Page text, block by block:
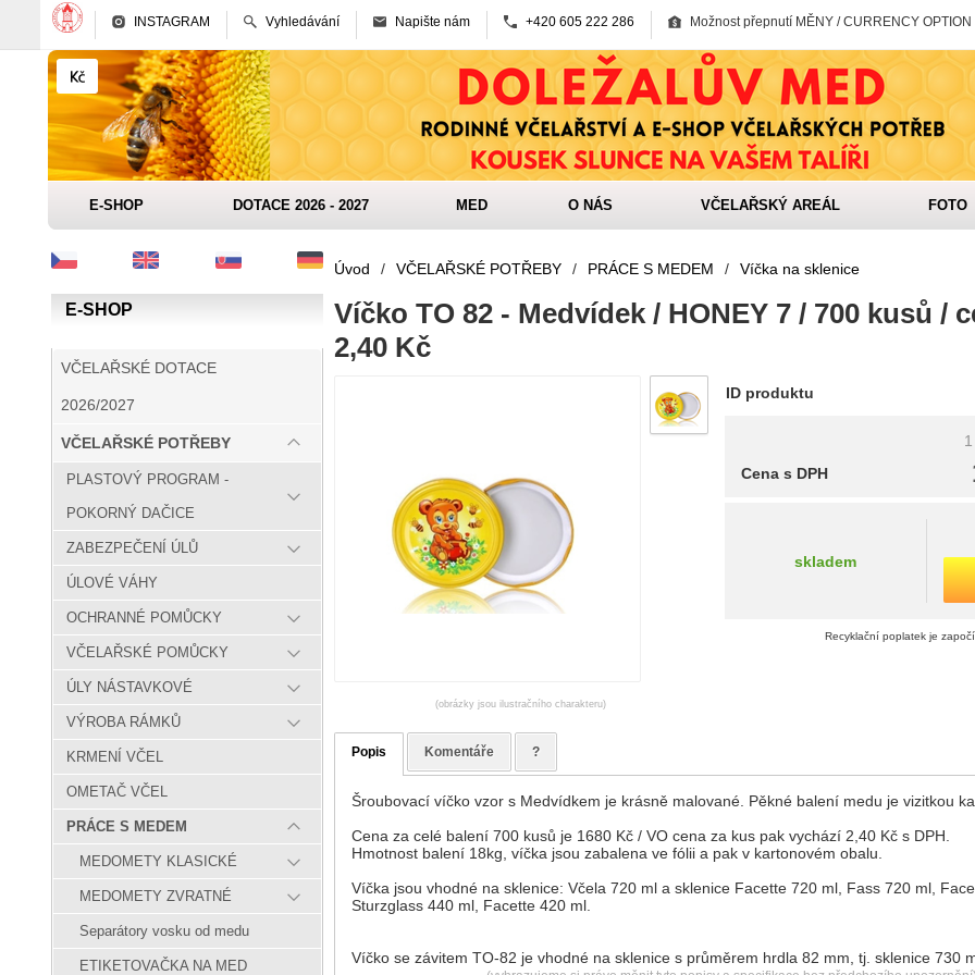
INSTAGRAM Vyhledávání Napište nám +420 605 222 286 Možnost přepnutí MĚNY / CURRENCY OPTION
E-SHOP DOTACE 2026 - 2027 MED O NÁS VČELAŘSKÝ AREÁL FOTO
E-SHOP
VČELAŘSKÉ DOTACE
2026/2027
VČELAŘSKÉ POTŘEBY
PLASTOVÝ PROGRAM -
POKORNÝ DAČICE
ZABEZPEČENÍ ÚLŮ
ÚLOVÉ VÁHY
OCHRANNÉ POMŮCKY
VČELAŘSKÉ POMŮCKY
ÚLY NÁSTAVKOVÉ
VÝROBA RÁMKŮ
KRMENÍ VČEL
OMETAČ VČEL
PRÁCE S MEDEM
MEDOMETY KLASICKÉ
MEDOMETY ZVRATNÉ
Separátory vosku od medu
ETIKETOVAČKA NA MED
Úvod / VČELAŘSKÉ POTŘEBY / PRÁCE S MEDEM / Víčka na sklenice
Víčko TO 82 - Medvídek / HONEY 7 / 700 kusů /
2,40 Kč
(obrázky jsou ilustračního charakteru)
ID produktu
Cena s DPH
skladem
Recyklační poplatek je
Popis Komentáře ?
Šroubovací víčko vzor s Medvídkem je krásně malované. Pěkné balení medu je vizitkou
Cena za celé balení 700 kusů je 1680 Kč / VO cena za kus pak vychází 2,40 Kč s DPH.
Hmotnost balení 18kg, víčka jsou zabalena ve fólii a pak v kartonovém obalu.
Víčka jsou vhodné na sklenice: Včela 720 ml a sklenice Facette 720 ml, Fass 720 ml,
Sturzglass 440 ml, Facette 420 ml.
Víčko se závitem TO-82 je vhodné na sklenice s průměrem hrdla 82 mm, tj. sklenice 730